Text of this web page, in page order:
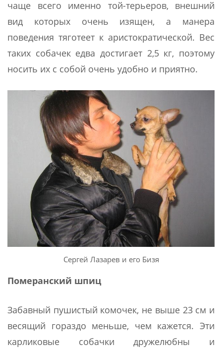
чаще всего именно той-терьеров, внешний
вид которых очень изящен, а манера
поведения тяготеет к аристократической. Вес
таких собачек едва достигает 2,5 кг, поэтому
носить их с собой очень удобно и приятно.
Сергей Лазарев и его Бизя
Померанский шпиц
Забавный пушистый комочек, не выше 23 см и
весящий гораздо меньше, чем кажется. Эти
карликовые собачки дружелюбны и